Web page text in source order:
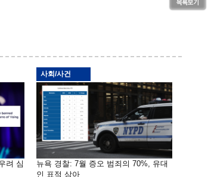
려 심
사회/사건
뉴욕 경찰: 7월 증오 범죄의 70%, 유대
인 표적 삼아